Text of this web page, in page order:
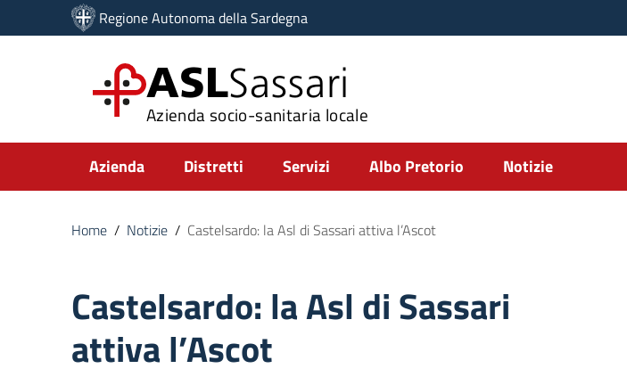
Vai ai contenuti
Vai al menu di navigazione
Regione Autonoma della Sardegna
ASLSassari
Azienda socio-sanitaria locale
Submenu
Azienda Distretti Servizi Albo Pretorio Notizie
Home / Notizie / Castelsardo: la Asl di Sassari attiva l’Ascot
Castelsardo: la Asl di Sassari
attiva l’Ascot